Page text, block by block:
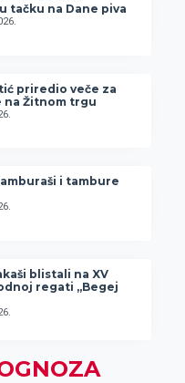
tačku na Dane piva
priredio veče za
na Žitnom trgu
i tambure
blistali na XV
regati „Begej